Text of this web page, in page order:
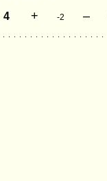
4 + -2 –